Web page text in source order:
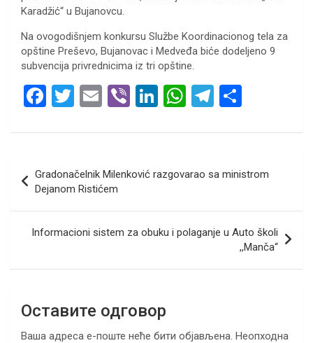
Karadžić“ u Bujanovcu.
Na ovogodišnjem konkursu Službe Koordinacionog tela za
opštine Preševo, Bujanovac i Medveđa biće dodeljeno 9
subvencija privrednicima iz tri opštine.
F
ce
o
o
k
T
tt
er
E
ail
Vi
er
Li
ke
n
W
at
A
p
p
T
e
a
m
ar
чланка
Gradonačelnik Milenković razgovarao sa ministrom
Dejanom Ristićem
Informacioni sistem za obuku i polaganje u Auto školi
,,Manča“
Оставите одговор
Ваша адреса е-поште неће бити објављена. Неопходна